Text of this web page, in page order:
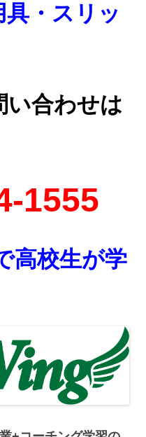
・スリッ
い合わせは
1555
高校生が学